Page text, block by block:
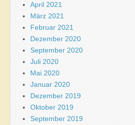
April 2021
März 2021
Februar 2021
Dezember 2020
September 2020
Juli 2020
Mai 2020
Januar 2020
Dezember 2019
Oktober 2019
September 2019